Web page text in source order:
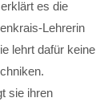
es die
Lehrerin
lehrt dafür keine
sie ihren